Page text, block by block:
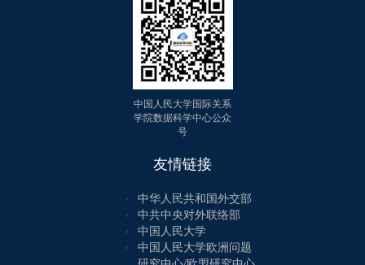
中国人民大学国际关系
学院数据科学中心公众
号
友情链接
中华人民共和国外交部
中共中央对外联络部
中国人民大学
中国人民大学欧洲问题